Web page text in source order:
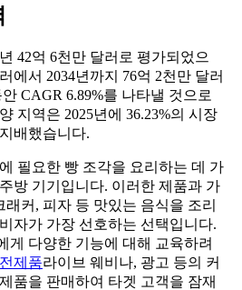
42억 6천만 달러로 평가되었으
에서 2034년까지 76억 2천만 달러
CAGR 6.89%를 나타낼 것으로
지역은 2025년에 36.23%의 시장
배했습니다.
필요한 빵 조각을 요리하는 데 가
방 기기입니다. 이러한 제품과 가
커, 피자 등 맛있는 음식을 조리
자가 가장 선호하는 선택입니다.
게 다양한 기능에 대해 교육하려
제품라이브 웨비나, 광고 등의 커
품을 판매하여 타겟 고객을 잠재